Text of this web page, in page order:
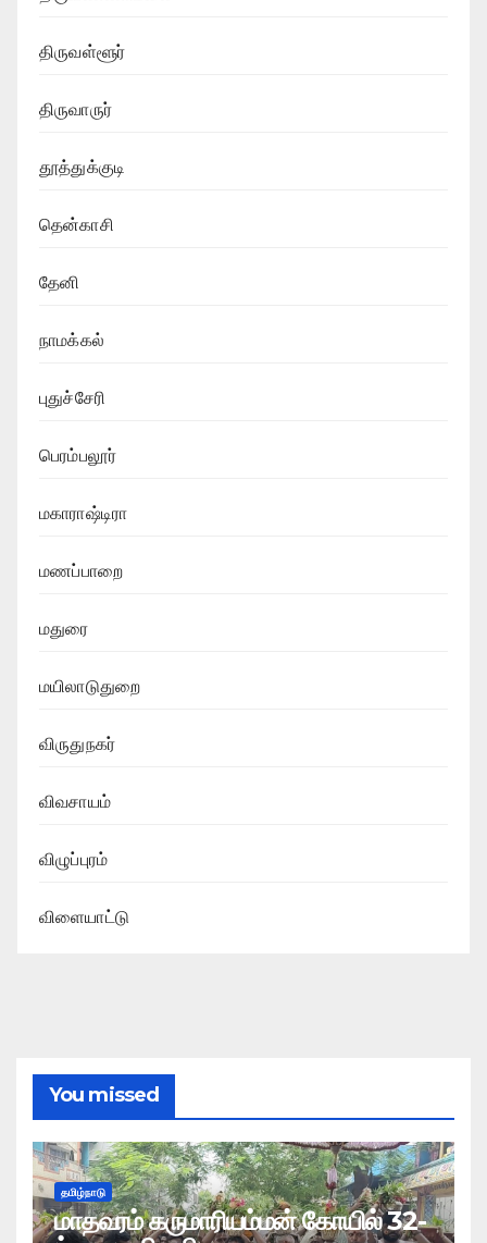
திருவள்ளூர்
திருவாருர்
தூத்துக்குடி
தென்காசி
தேனி
நாமக்கல்
புதுச்சேரி
பெரம்பலூர்
மகாராஷ்டிரா
மணப்பாறை
மதுரை
மயிலாடுதுறை
விருதுநகர்
விவசாயம்
விழுப்புரம்
விளையாட்டு
You missed
தமிழ்நாடு
மாதவரம் கருமாரியம்மன் கோயில் 32-